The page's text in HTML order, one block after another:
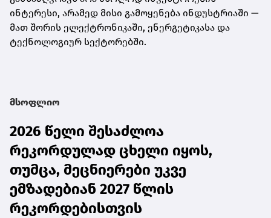
ინტერესი, არამედ მისი გამოყენება ინდუსტრიაში —
მათ შორის ელექტრონიკაში, ენერგეტიკასა და
ტექნოლოგიურ სექტორებში.
მსოფლიო
2026 წელი შესაძლოა
რეკორდულად ცხელი იყოს,
თუმცა, მეცნიერები უკვე
ემზადებიან 2027 წლის
რეკორდებისთვის